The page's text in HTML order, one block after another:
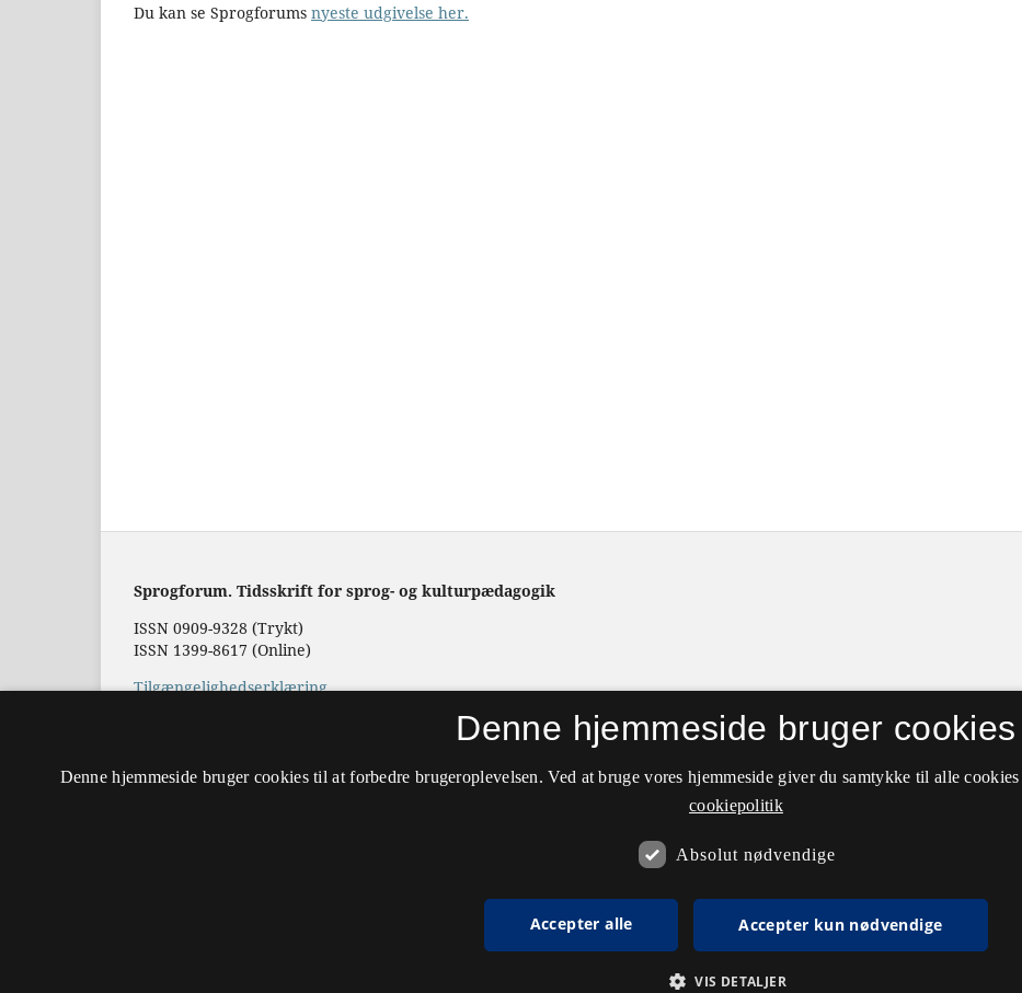
Du kan se Sprogforums nyeste udgivelse her.
Sprogforum. Tidsskrift for sprog- og kulturpædagogik
ISSN 0909-9328 (Trykt)
ISSN 1399-8617 (Online)
Tilgængelighedserklæring
Denne hjemmeside bruger cookies
Denne hjemmeside bruger cookies til at forbedre brugeroplevelsen. Ved at bruge vores hjemmeside giver du samtykke til alle
cookiepolitik
Absolut nødvendige
Accepter alle Accepter kun nødvendige
VIS DETALJER